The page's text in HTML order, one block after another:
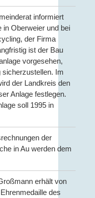
informiert
in Oberweier und bei
der Firma
ist der Bau
vorgesehen,
sicherzustellen. Im
der Landkreis den
Anlage festlegen.
soll 1995 in
der
in Au werden dem
erhält von
des